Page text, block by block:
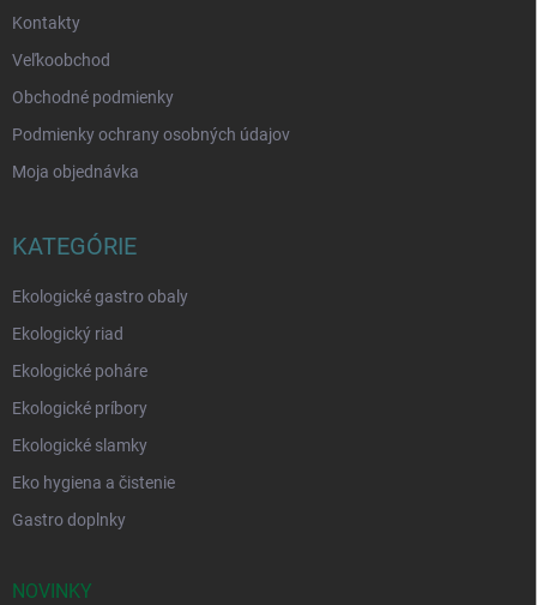
Kontakty
Veľkoobchod
Obchodné podmienky
Podmienky ochrany osobných údajov
Moja objednávka
KATEGÓRIE
Ekologické gastro obaly
Ekologický riad
Ekologické poháre
Ekologické príbory
Ekologické slamky
Eko hygiena a čistenie
Gastro doplnky
NOVINKY